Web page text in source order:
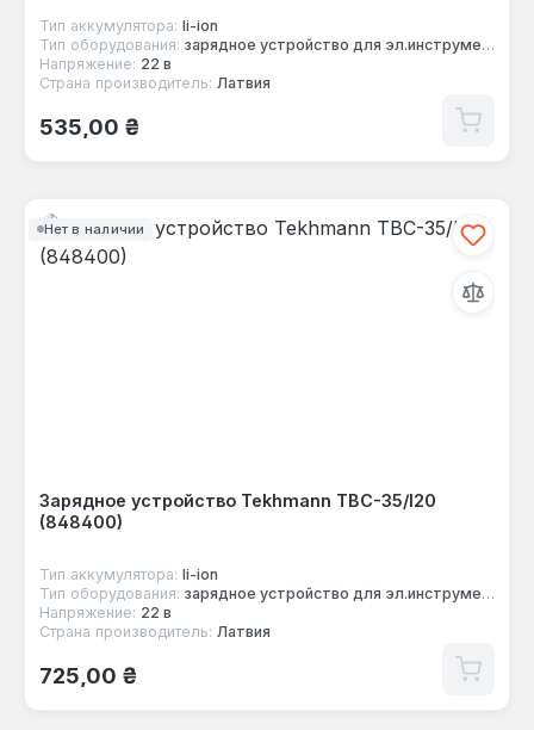
Тип аккумулятора: li-ion
Тип оборудования: зарядное устройство для эл.инструмента
Напряжение: 22 в
Страна производитель: Латвия
Обычная цена:
535,00 ₴
Нет в наличии
Зарядное устройство Tekhmann TBC-35/I20
(848400)
Тип аккумулятора: li-ion
Тип оборудования: зарядное устройство для эл.инструмента
Напряжение: 22 в
Страна производитель: Латвия
Обычная цена:
725,00 ₴